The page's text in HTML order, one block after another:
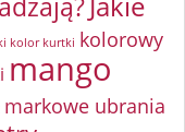
kolor kurtki kolorowy
mango
markowe ubrania